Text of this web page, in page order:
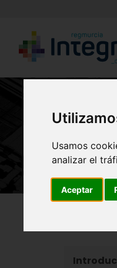
Usamos
analizar el
Aceptar